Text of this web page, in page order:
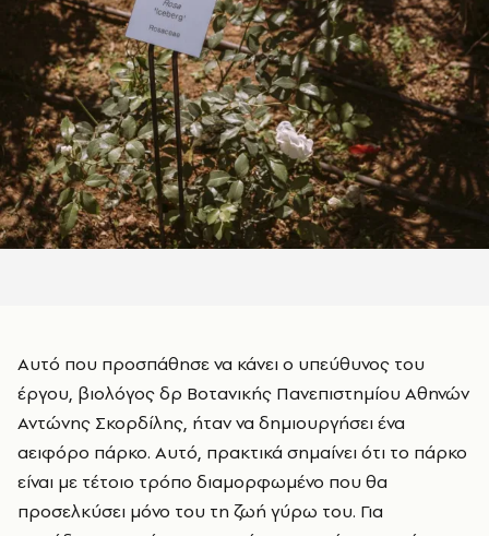
Αυτό που προσπάθησε να κάνει ο υπεύθυνος του
έργου, βιολόγος δρ Βοτανικής Πανεπιστημίου Αθηνών
Αντώνης Σκορδίλης, ήταν να δημιουργήσει ένα
αειφόρο πάρκο. Αυτό, πρακτικά σημαίνει ότι το πάρκο
είναι με τέτοιο τρόπο διαμορφωμένο που θα
προσελκύσει μόνο του τη ζωή γύρω του. Για